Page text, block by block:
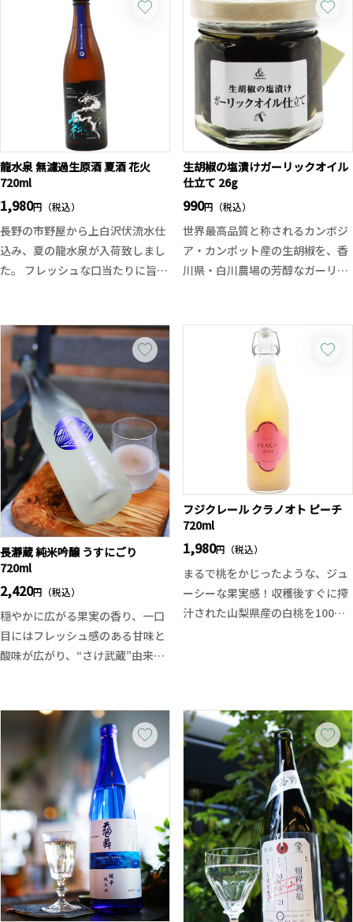
龍水泉 無濾過生原酒 夏酒 花火
720ml
1,980円（税込）
長野の市野屋から上白沢伏流水仕
込み、夏の龍水泉が入荷致しまし
た。 フレッシュな口当たりに旨味
す、芯がありながらも流れるよう
に旨味と酸味が広がり、弾けるよ
うにキレていくまさに打ち上げ花
火のような辛口の味わい。
余韻も心地よく食事の邪魔をしま
せん、BBQや焼き鳥などの料理か
ら、薬味を添えた夏の魚料理、夏
野菜のパスタや豚しゃぶ、カルパ
ッチョなどとも相性が良さそうで
す。
生胡椒の塩漬けガーリックオイル
仕立て 26g
990円（税込）
世界最高品質と称されるカンボジ
ア・カンポット産の生胡椒を、香
川県・白川農場の芳醇なガーリッ
はの爽やかな辛味と豊かな旨味、
にんにくの香ばしい風味が広がり
パスタやグリル野菜、肉料理はも
ちろん、卵かけご飯やクリームチ
ーズに添えるだけで料理の印象が
一変。オイルに溶け込んだ胡椒と
ガーリックの香りが素材の美味し
さを引き立て、手軽にワンランク
上の味わいを演出します。
お酒との相性も抜群で、クラフト
ジンのソーダ割りやハイボール、
白ワインのお供にもおすすめ。ひ
と瓶あるだけで食卓の楽しみが広
がる、料理好き・お酒好きのため
長瀞蔵 純米吟醸 うすにごり
720ml
2,420円（税込）
穏やかに広がる果実の香り、一口
目にはフレッシュ感のある甘味と
酸味が広がり、“さけ武蔵”由来の
ッシュな味わいを楽しめます。瓶
詰後は一切加工をしていない無濾
過生原酒ですので日本酒本来の味
を楽しめます。
また開栓後の時間の経過によっ
て、多彩な味わいが楽しめます。
暑い季節を迎える中、キリッと冷
やして、自分好みの味わいを見つ
けて下さい。従来の酒造りとは異
なり、活性した味わいとさけ武蔵
の多彩な味わいを活かすため、醪
フジクレール クラノオト ピーチ
720ml
1,980円（税込）
まるで桃をかじったような、ジュ
ーシーな果実感！収穫後すぐに搾
汁された山梨県産の白桃を100％
味が体験できる一本です。
ボトルもオシャレで華やかな桃の
香り、ネクターのような濃厚さと
自然な甘み。低アルコール設計で
お酒が苦手な方でもすいすい飲め
る！と人気の逸品。